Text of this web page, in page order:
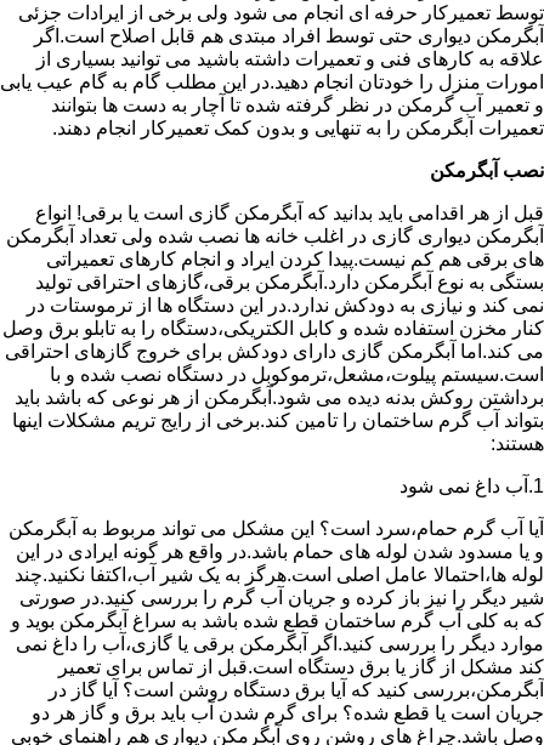
توسط تعمیرکار حرفه ای انجام می شود ولی برخی از ایرادات جزئی
آبگرمکن دیواری حتی توسط افراد مبتدی هم قابل اصلاح است.اگر
علاقه به کارهای فنی و تعمیرات داشته باشید می توانید بسیاری از
امورات منزل را خودتان انجام دهید.در این مطلب گام به گام عیب یابی
و تعمیر آب گرمکن در نظر گرفته شده تا آچار به دست ها بتوانند
تعمیرات آبگرمکن را به تنهایی و بدون کمک تعمیرکار انجام دهند.
نصب آبگرمکن
قبل از هر اقدامی باید بدانید که آبگرمکن گازی است یا برقی! انواع
آبگرمکن دیواری گازی در اغلب خانه ها نصب شده ولی تعداد آبگرمکن
های برقی هم کم نیست.پیدا کردن ایراد و انجام کارهای تعمیراتی
بستگی به نوع آبگرمکن دارد.آبگرمکن برقی،گازهای احتراقی تولید
نمی کند و نیازی به دودکش ندارد.در این دستگاه ها از ترموستات در
کنار مخزن استفاده شده و کابل الکتریکی،دستگاه را به تابلو برق وصل
می کند.اما آبگرمکن گازی دارای دودکش برای خروج گازهای احتراقی
است.سیستم پیلوت،مشعل،ترموکوبل در دستگاه نصب شده و با
برداشتن روکش بدنه دیده می شود.آبگرمکن از هر نوعی که باشد باید
بتواند آب گرم ساختمان را تامین کند.برخی از رایج تریم مشکلات اینها
هستند:
1.آب داغ نمی شود
آیا آب گرم حمام،سرد است؟ این مشکل می تواند مربوط به آبگرمکن
و یا مسدود شدن لوله های حمام باشد.در واقع هر گونه ایرادی در این
لوله ها،احتمالا عامل اصلی است.هرگز به یک شیر آب،اکتفا نکنید.چند
شیر دیگر را نیز باز کرده و جریان آب گرم را بررسی کنید.در صورتی
که به کلی آب گرم ساختمان قطع شده باشد به سراغ آبگرمکن بوید و
موارد دیگر را بررسی کنید.اگر آبگرمکن برقی یا گازی،آب را داغ نمی
کند مشکل از گاز یا برق دستگاه است.قبل از تماس برای تعمیر
آبگرمکن،بررسی کنید که آیا برق دستگاه روشن است؟ آیا گاز در
جریان است یا قطع شده؟ برای گرم شدن آب باید برق و گاز هر دو
وصل باشد.چراغ های روشن روی آبگرمکن دیواری هم راهنمای خوبی